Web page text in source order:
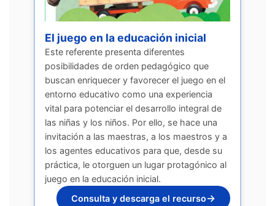
El juego en la educación inicial
Este referente presenta diferentes
posibilidades de orden pedagógico que
buscan enriquecer y favorecer el juego en el
entorno educativo como una experiencia
vital para potenciar el desarrollo integral de
las niñas y los niños. Por ello, se hace una
invitación a las maestras, a los maestros y a
los agentes educativos para que, desde su
práctica, le otorguen un lugar protagónico al
juego en la educación inicial.
Consulta y descarga el recurso→